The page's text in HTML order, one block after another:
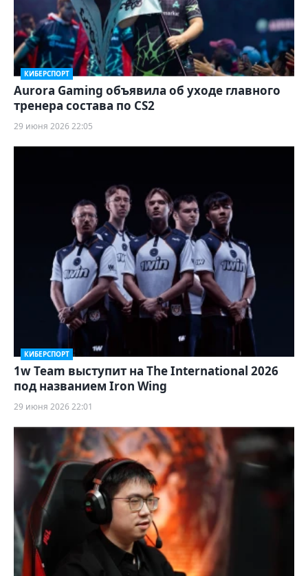
КИБЕРСПОРТ
Aurora Gaming объявила об уходе главного
тренера состава по CS2
29 июня 2026 22:05
КИБЕРСПОРТ
1w Team выступит на The International 2026
под названием Iron Wing
29 июня 2026 22:01